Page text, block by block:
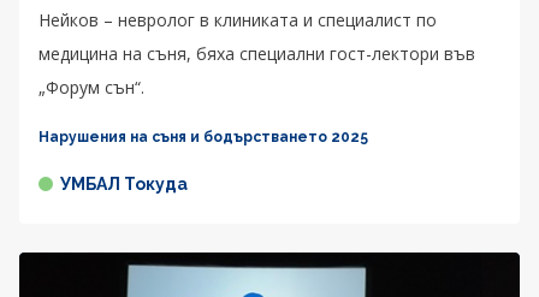
Нейков – невролог в клиниката и специалист по
медицина на съня, бяха специални гост-лектори във
„Форум сън“.
Нарушения на съня и бодърстването 2025
УМБАЛ Токуда